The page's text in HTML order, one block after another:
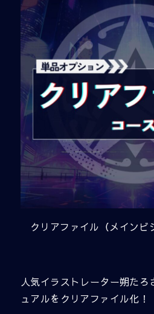
クリアファイル（メインビ
人気イラストレーター朔た
ュアルをクリアファイル化！